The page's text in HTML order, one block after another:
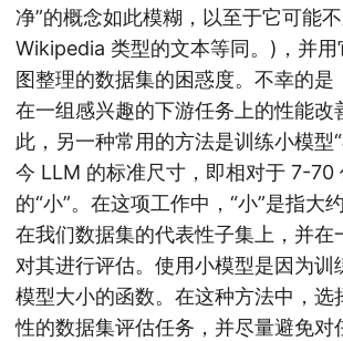
净”的概念如此模糊，以至于它可能
Wikipedia 类型的文本等同。 )，并用
图整理的数据集的困惑度。不幸的是
在一组感兴趣的下游任务上的性能改
此，另一种常用的方法是训练小模型
今 LLM 的标准尺寸，即相对于 7-70
的“小”。在这项工作中，“小”是指大
在我们数据集的代表性子集上，并在
对其进行评估。使用小模型是因为训
模型大小的函数。在这种方法中，选
性的数据集评估任务，并尽量避免对